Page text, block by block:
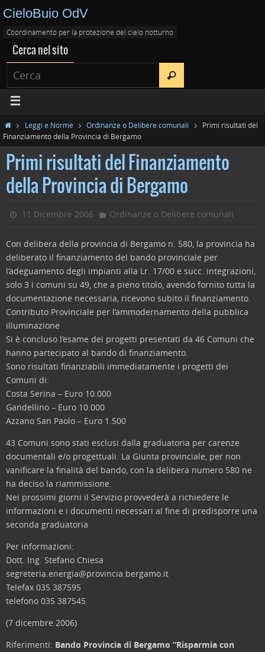
CieloBuio OdV
Coordinamento per la protezione del cielo notturno
Cerca nel sito
Leggi e Norme Ordinanze o Delibere comunali
Primi risultati del
Finanziamento della Provincia di Bergamo
Primi risultati del Finanziamento
della Provincia di Bergamo
11 Dicembre 2006 Ordinanze o Delibere comunali
Con delibera della provincia di Bergamo n. 580, la provincia ha
deliberato il finanziamento del bando provinciale per
l’adeguamento degli impianti alla Lr. 17/00 e succ. integrazioni,
solo 3 i comuni su 49, che a pieno titolo, avendo fornito tutta la
documentazione necessaria, ricevono subito il finanziamento.
Contributo Provinciale per l’ammodernamento della pubblica
illuminazione
Si è concluso l’esame dei progetti presentati da 46 Comuni che
hanno partecipato al bando di finanziamento.
Sono risultati finanziabili immediatamente i progetti dei
Comuni di:
Costa Serina – Euro 10.000
Gandellino – Euro 10.000
Azzano San Paolo – Euro 1.500
43 Comuni sono stati esclusi dalla graduatoria per carenze
documentali e/o progettuali. La Giunta provinciale, per non
vanificare la finalità del bando, con la delibera numero 580 ne
ha deciso la riammissione.
Nei prossimi giorni il Servizio provvederà a richiedere le
informazioni e i documenti necessari al fine di predisporre una
seconda graduatoria
Per informazioni:
Dott. Ing. Stefano Chiesa
segreteria.energia@provincia.bergamo.it
Telefax 035 387595
telefono 035 387545
(7 dicembre 2006)
Riferimenti: Bando Provincia di Bergamo “Risparmia con